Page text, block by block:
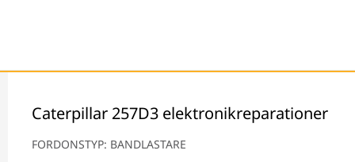
Caterpillar 257D3 elektronikreparationer
FORDONSTYP: BANDLASTARE